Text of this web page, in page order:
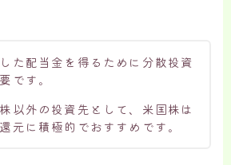
た配当金を得るために分散投資
です。
以外の投資先として、米国株は
元に積極的でおすすめです。